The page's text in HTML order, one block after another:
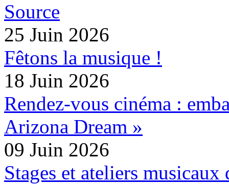
Source
25 Juin 2026
Fêtons la musique !
18 Juin 2026
Rendez-vous cinéma :
Arizona Dream »
09 Juin 2026
Stages et ateliers musicaux